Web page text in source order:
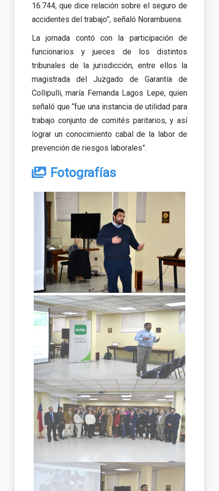
16.744, que dice relación sobre el seguro de
accidentes del trabajo”, señaló Norambuena.
La jornada contó con la participación de
funcionarios y jueces de los distintos
tribunales de la jurisdicción, entre ellos la
magistrada del Juzgado de Garantía de
Collipulli, maría Fernanda Lagos Lepe, quien
señaló que “fue una instancia de utilidad para
trabajo conjunto de comités paritarios, y así
lograr un conocimiento cabal de la labor de
prevención de riesgos laborales”.
Fotografías